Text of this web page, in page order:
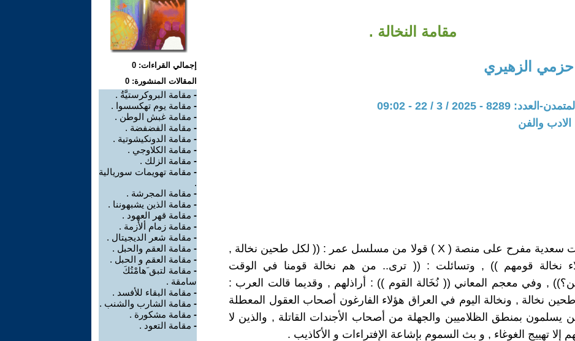
مقامة النخالة .
الزهيري
8289 - 2025 / 3 / 22 - 09:02
الادب والفن
نشرت سعدية مفرح على منصة ( X ) قولا من مسلسل عمر : (( لكل طحين نخالة ,
نخالة قومهم )) , وتسائلت : (( ترى.. من هم نخالة قومنا في الوقت
, وفي معجم المعاني (( نُخَالة القوم )) : أراذلهم , وقديما قالت العرب :
نخالة , ونخالة اليوم في العراق هؤلاء الفارغون أصحاب العقول المعطلة
يسلمون بمنطق الظلاميين والجهلة من أصحاب الأجندات القاتلة , والذين لا
إلا تهييج الغوغاء , و بث السموم بإشاعة الإفتراءات و الأكاذيب .
إجمالي القراءات: 0
المقالات المنشورة: 0
- مقامة البروكرستيَّةُ .
- مقامة يوم تهكسسوا .
- مقامة غبش الوطن .
- مقامة الفضفضة .
- مقامة الدونكيشوتية .
- مقامة الكلاوجي .
- مقامة الزلك .
- مقامة تهويمات سوريالية
.
- مقامة المجرشة .
- مقامة الذين يشبهوننا .
- مقامة قهر العهود .
- مقامة زمام ألأزمة .
- مقامة شعر الديجيتال .
- مقامة العقم والحبل .
- مقامة العقم و الحبل .
- مقامة لتبق َهامْتُكَ
سامقة .
- مقامة البقاء للأفسد .
- مقامة الشارب والشنب .
- مقامة مشكورة .
- مقامة التعود .